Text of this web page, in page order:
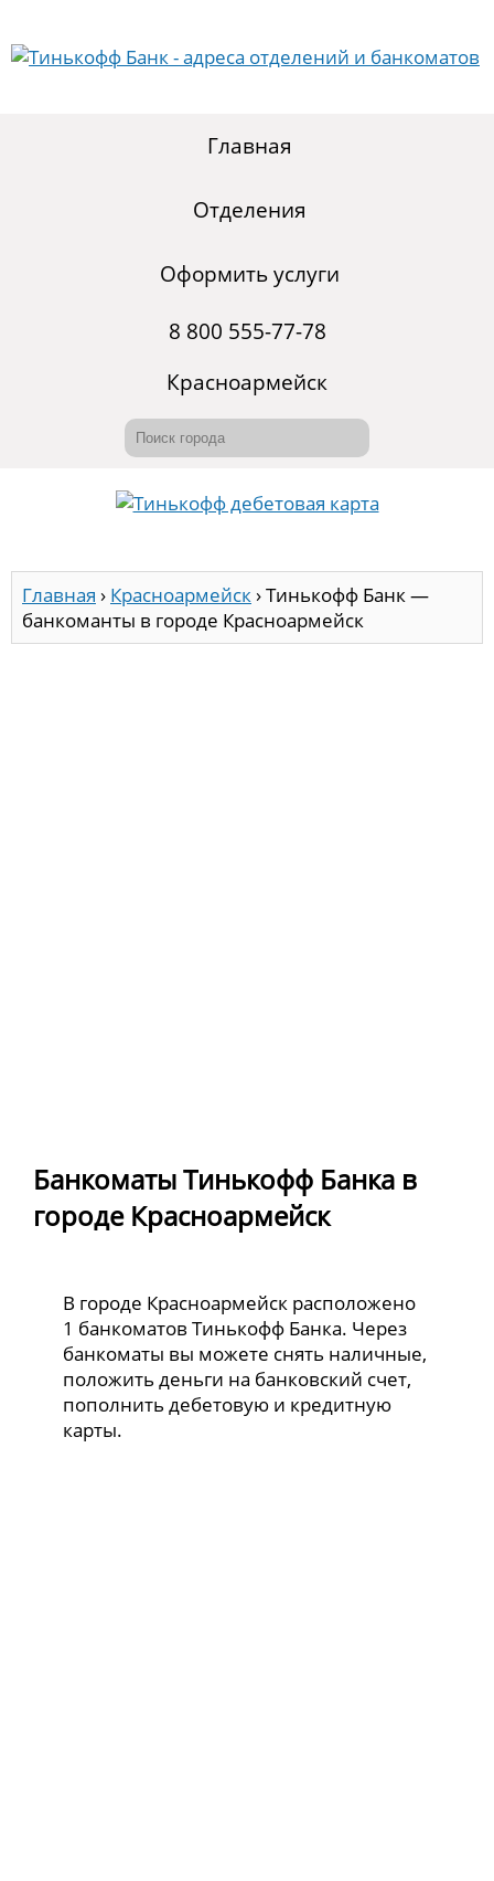
Главная
Отделения
Оформить услуги
8 800 555-77-78
Красноармейск
Главная › Красноармейск›Тинькофф Банк —
банкоманты в городе Красноармейск
Банкоматы Тинькофф Банка в
городе Красноармейск
В городе Красноармейск расположено
1 банкоматов Тинькофф Банка. Через
банкоматы вы можете снять наличные,
положить деньги на банковский счет,
пополнить дебетовую и кредитную
карты.